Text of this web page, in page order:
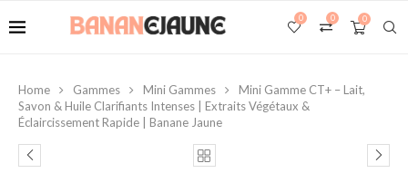
0
0
0
Home Gammes Mini Gammes
Mini Gamme CT+ – Lait,
Savon & Huile Clarifiants Intenses | Extraits Végétaux &
Éclaircissement Rapide | Banane Jaune